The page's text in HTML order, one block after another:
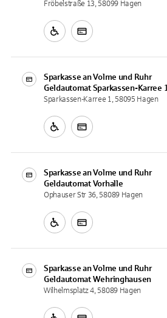
Fröbelstraße 13, 58099 Hagen
Sparkasse an Volme und Ruhr
Geldautomat Sparkassen-Karree 1
Sparkassen-Karree 1, 58095 Hagen
Sparkasse an Volme und Ruhr
Geldautomat Vorhalle
Ophauser Str 36, 58089 Hagen
Sparkasse an Volme und Ruhr
Geldautomat Wehringhausen
Wilhelmsplatz 4, 58089 Hagen